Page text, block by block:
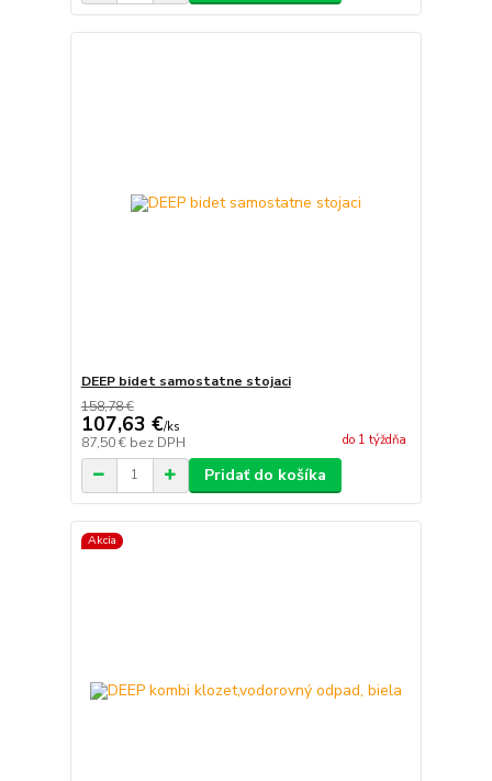
DEEP bidet samostatne stojaci
158,78 €
107,63 €/ks
87,50 € bez DPH do 1 týždňa
Pridať do košíka
Akcia